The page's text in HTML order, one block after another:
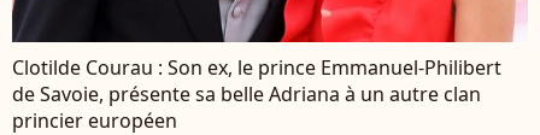
Clotilde Courau : Son ex, le prince Emmanuel-Philibert
de Savoie, présente sa belle Adriana à un autre clan
princier européen